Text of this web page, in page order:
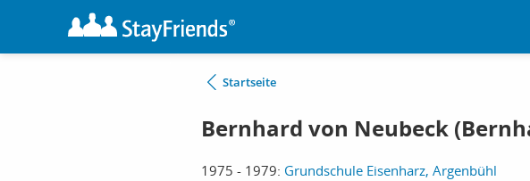
Startseite
Bernhard von Neubeck
1975 - 1979: Grundschule Eisenharz, Argenbühl